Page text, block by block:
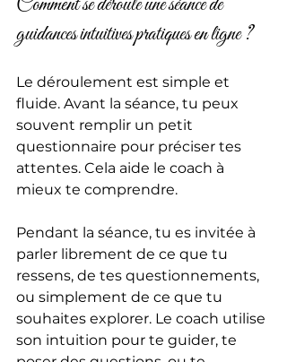
Comment se déroule une séance de
guidances intuitives pratiques en ligne ?
Le déroulement est simple et
fluide. Avant la séance, tu peux
souvent remplir un petit
questionnaire pour préciser tes
attentes. Cela aide le coach à
mieux te comprendre.
Pendant la séance, tu es invitée à
parler librement de ce que tu
ressens, de tes questionnements,
ou simplement de ce que tu
souhaites explorer. Le coach utilise
son intuition pour te guider, te